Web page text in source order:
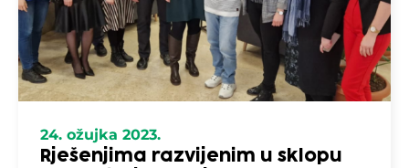
24. ožujka 2023.
Rješenjima razvijenim u sklopu